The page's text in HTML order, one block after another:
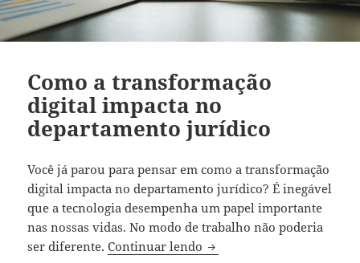
Como a transformação
digital impacta no
departamento jurídico
Você já parou para pensar em como a transformação
digital impacta no departamento jurídico? É inegável
que a tecnologia desempenha um papel importante
nas nossas vidas. No modo de trabalho não poderia
ser diferente. Continuar lendo Como a transformação